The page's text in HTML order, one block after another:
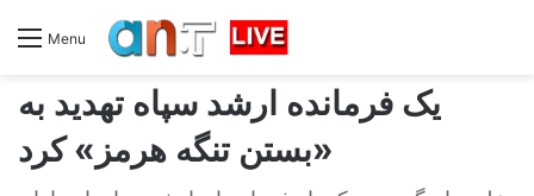
Menu
یک فرمانده ارشد سپاه تهدید به
«بستن تنگه هرمز» کرد